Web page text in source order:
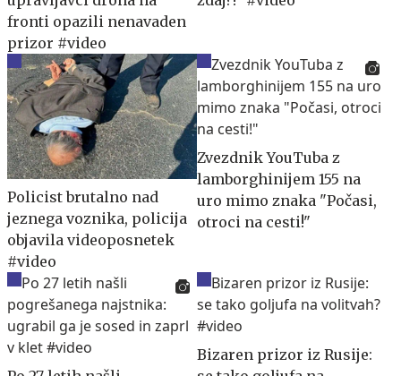
fronti opazili nenavaden
prizor #video
Policist brutalno nad
jeznega voznika, policija
objavila videoposnetek
#video
Zvezdnik YouTuba z
lamborghinijem 155 na
uro mimo znaka "Počasi,
otroci na cesti!"
Bizaren prizor iz Rusije: